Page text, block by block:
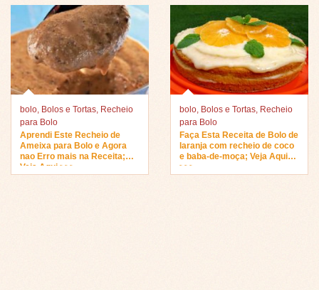
bolo, Bolos e Tortas, Recheio
para Bolo
Aprendi Este Recheio de
Ameixa para Bolo e Agora
nao Erro mais na Receita;
Veja Aqui >>>
bolo, Bolos e Tortas, Recheio
para Bolo
Faça Esta Receita de Bolo de
laranja com recheio de coco
e baba-de-moça; Veja Aqui
>>>